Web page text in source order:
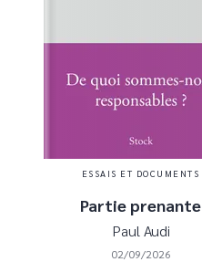
ESSAIS ET DOCUMENTS
Partie prenante
Paul Audi
02/09/2026